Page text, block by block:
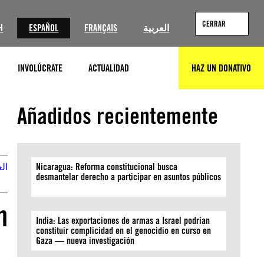
ESPAÑOL FRANÇAIS العربية CERRAR
INVOLÚCRATE ACTUALIDAD HAZ UN DONATIVO
Añadidos recientemente
Nicaragua: Reforma constitucional busca
desmantelar derecho a participar en asuntos públicos
India: Las exportaciones de armas a Israel podrían
constituir complicidad en el genocidio en curso en
Gaza — nueva investigación